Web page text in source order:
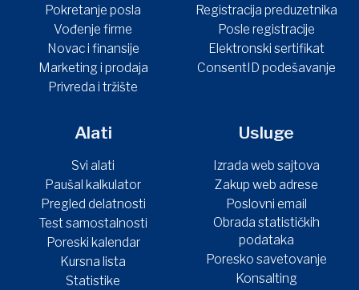
Pokretanje posla
Vođenje firme
Novac i finansije
Marketing i prodaja
Privreda i tržište
Registracija preduzetnika
Posle registracije
Elektronski sertifikat
ConsentID podešavanje
Alati
Svi alati
Paušal kalkulator
Pregled delatnosti
Test samostalnosti
Poreski kalendar
Kursna lista
Statistike
Usluge
Izrada web sajtova
Zakup web adrese
Poslovni email
Obrada statističkih
podataka
Poresko savetovanje
Konsalting